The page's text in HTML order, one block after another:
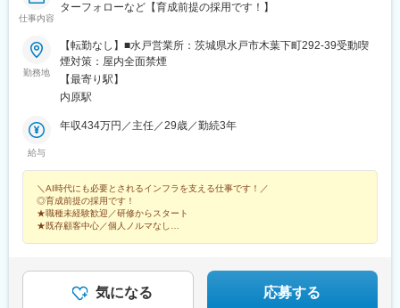
仕事内容
ターフォローなど【育成前提の採用です！】
勤務地
【転勤なし】■水戸営業所：茨城県水戸市木葉下町292-39受動喫
煙対策：屋内全面禁煙
【最寄り駅】
内原駅
給与
年収434万円／主任／29歳／勤続3年
＼AI時代にも必要とされるインフラを支える仕事です！／
◎育成前提の採用です！
★職種未経験歓迎／研修からスタート
★既存顧客中心／個人ノルマなし
気になる 応募する